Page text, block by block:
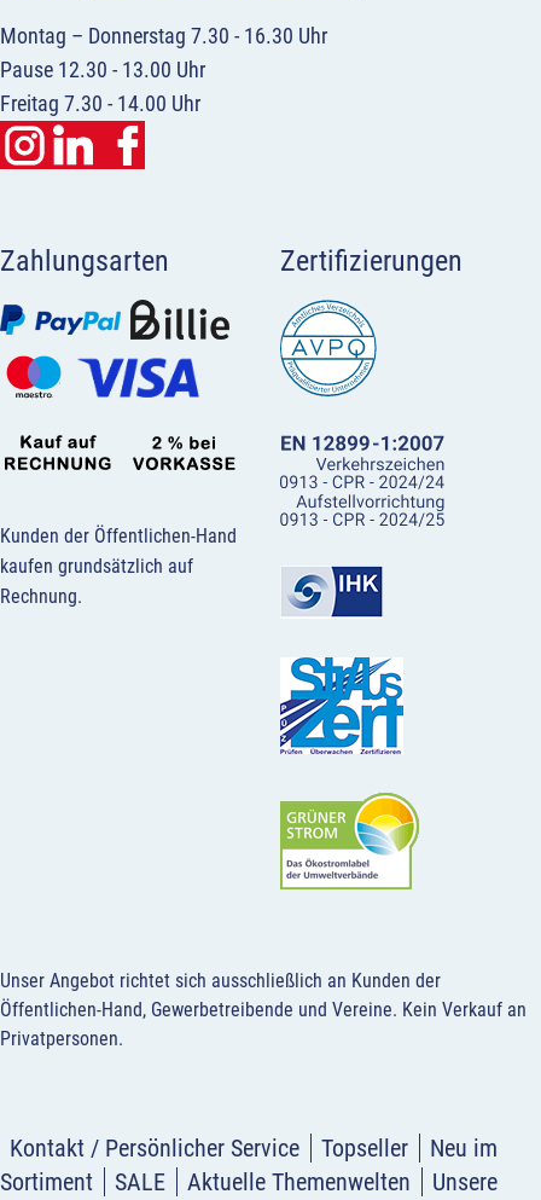
Montag – Donnerstag 7.30 - 16.30 Uhr
Pause 12.30 - 13.00 Uhr
Freitag 7.30 - 14.00 Uhr
Zahlungsarten
Kunden der Öffentlichen-Hand
kaufen grundsätzlich auf
Rechnung.
Zertifizierungen
Unser Angebot richtet sich ausschließlich an Kunden der
Öffentlichen-Hand, Gewerbetreibende und Vereine. Kein Verkauf an
Privatpersonen.
Kontakt / Persönlicher Service Topseller
Neu im
Sortiment
SALE Aktuelle Themenwelten Unsere